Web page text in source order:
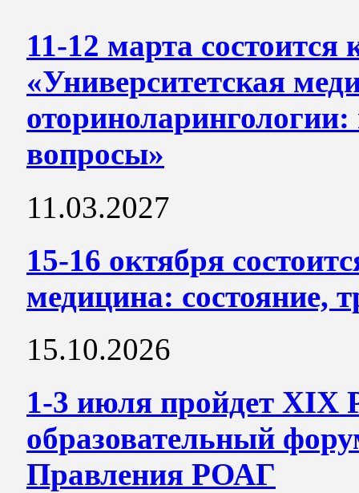
11-12 марта состоится
«Университетская
вопросы»
11.03.2027
15-16 октября
медицина: состояние,
15.10.2026
1-3 июля пройдет XIX
образовательный
Правления РОАГ